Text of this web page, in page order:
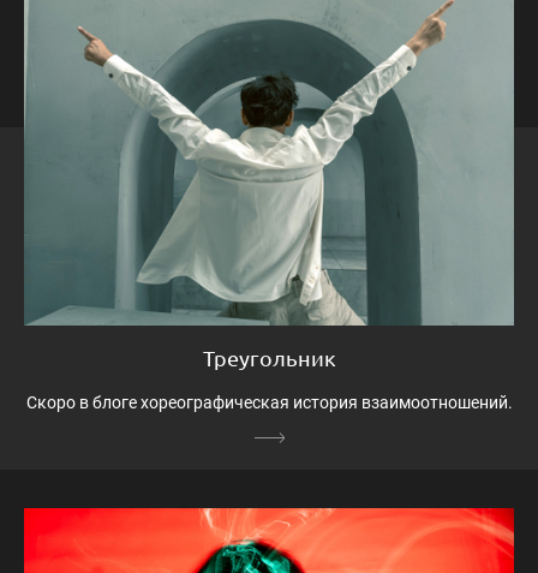
Треугольник
Скоро в блоге хореографическая история взаимоотношений.